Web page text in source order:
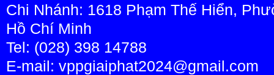
Chi Nhánh: 1618 Phạm Thế Hiển,
Hồ Chí Minh
Tel: (028) 398 14788
E-mail: vppgiaiphat2024@gmail.com